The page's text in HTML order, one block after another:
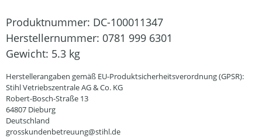
Produktnummer: DC-100011347
Herstellernummer: 0781 999 6301
Gewicht: 5.3 kg
Herstellerangaben gemäß EU-Produktsicherheitsverordnung (GPSR):
Stihl Vetriebszentrale AG & Co. KG
Robert-Bosch-Straße 13
64807 Dieburg
Deutschland
grosskundenbetreuung@stihl.de